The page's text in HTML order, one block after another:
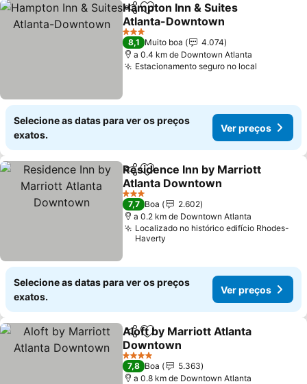
PartilharAdicionar aos favoritos
Hampton Inn & Suites
Atlanta-Downtown
Ver preços
3 Estrelas
8,1 Muito boa
4.074
a 0.4 km de Downtown Atlanta
Estacionamento seguro no local
Selecione as datas para ver os preços
exatos.
Ver preços
PartilharAdicionar aos favoritos
Residence Inn by Marriott
Atlanta Downtown
Ver preços
3 Estrelas
7,7 Boa
2.602
a 0.2 km de Downtown Atlanta
Localizado no histórico edifício Rhodes-
Haverty
Selecione as datas para ver os preços
exatos.
Ver preços
PartilharAdicionar aos favoritos
Aloft by Marriott Atlanta
Downtown
Ver preços
4 Estrelas
7,8 Boa
5.363
a 0.8 km de Downtown Atlanta